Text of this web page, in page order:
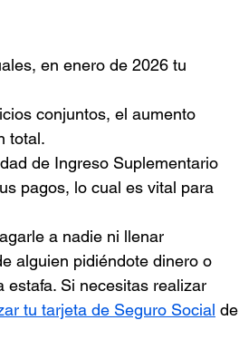
en enero de 2026 tu
conjuntos, el aumento
total.
de Ingreso Suplementario
pagos, lo cual es vital para
a nadie ni llenar
alguien pidiéndote dinero o
estafa. Si necesitas realizar
tu tarjeta de Seguro Social de